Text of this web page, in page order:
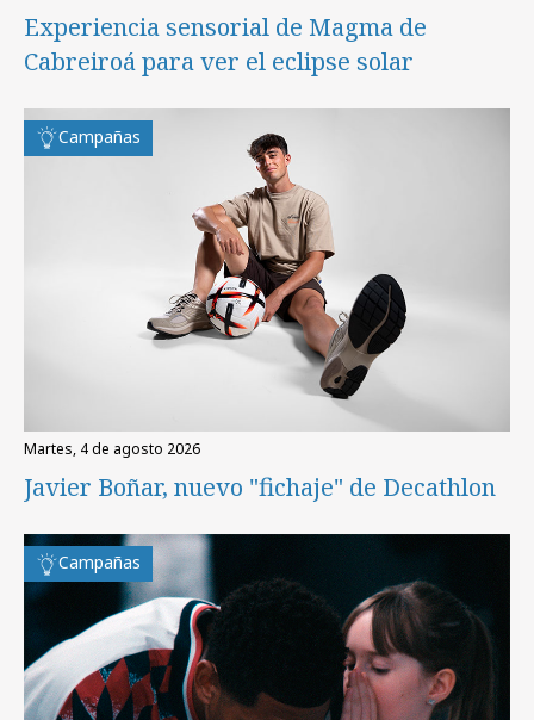
Experiencia sensorial de Magma de
Cabreiroá para ver el eclipse solar
Campañas
martes, 4 de agosto 2026
Javier Boñar, nuevo "fichaje" de Decathlon
Campañas